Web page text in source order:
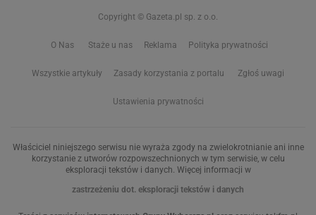
Copyright © Gazeta.pl sp. z o.o.
O Nas Staże u nas Reklama Polityka prywatności
Wszystkie artykuły Zasady korzystania z portalu Zgłoś uwagi
Ustawienia prywatności
Właściciel niniejszego serwisu nie wyraża zgody na zwielokrotnianie ani inne
korzystanie z utworów rozpowszechnionych w tym serwisie, w celu
eksploracji tekstów i danych. Więcej informacji w
zastrzeżeniu dot. eksploracji tekstów i danych